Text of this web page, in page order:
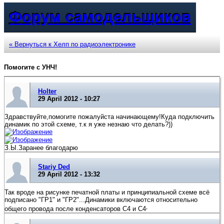
Форум самодельщиков
« Вернуться к Хелп по радиоэлектронике
Помогите с УНЧ!
Holter
29 April 2012 - 10:27
Здравствуйте,помогите пожалуйста начинающему!Куда подключить
динамик по этой схеме, т.к я уже незнаю что делать?))
З.Ы.Заранее благодарю
Stariy Ded
29 April 2012 - 13:32
Так вроде на рисунке печатной платы и принципиальной схеме всё
подписано "ГР1" и "ГР2"...Динамики включаются относительно
общего провода после конденсаторов С4 и С4